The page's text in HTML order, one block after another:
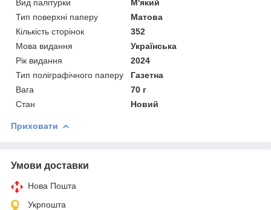
Вид палітурки
М'який
Тип поверхні паперу
Матова
Кількість сторінок
352
Мова видання
Українська
Рік видання
2024
Тип поліграфічного паперу
Газетна
Вага
70 г
Стан
Новий
Приховати
Умови доставки
Нова Пошта
Укрпошта